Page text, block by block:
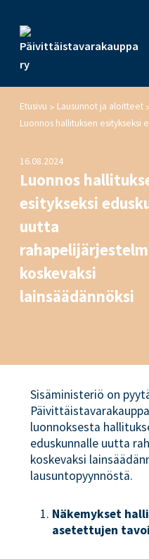
Etusivu > Lausunnot ja aloitteet
16.08.2024
Luonnos
esitykseksi
uutta
koskevaksi
lainsäädännöksi
Sisäministeriö on
luonnoksesta
eduskunnalle uutta
koskevaksi
lausuntopyynnöstä.
Näkemykset
asetettujen